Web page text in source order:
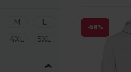
M
L
4XL 5XL
-58%